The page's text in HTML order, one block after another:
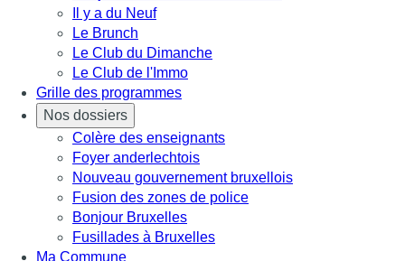
Il y a du Neuf
Le Brunch
Le Club du Dimanche
Le Club de l'Immo
Grille des programmes
Nos dossiers
Colère des enseignants
Foyer anderlechtois
Nouveau gouvernement bruxellois
Fusion des zones de police
Bonjour Bruxelles
Fusillades à Bruxelles
Ma Commune